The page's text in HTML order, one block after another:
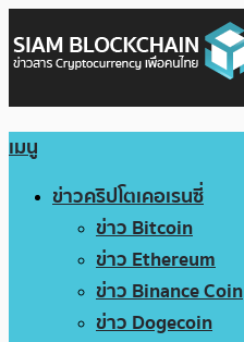
เมนู
ข่าวคริปโตเคอเรนซี่
ข่าว Bitcoin
ข่าว Ethereum
ข่าว Binance Coin
ข่าว Dogecoin